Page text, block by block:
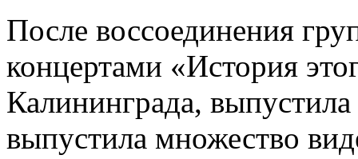
После воссоединения
концертами «История
Калининграда,
выпустила множество